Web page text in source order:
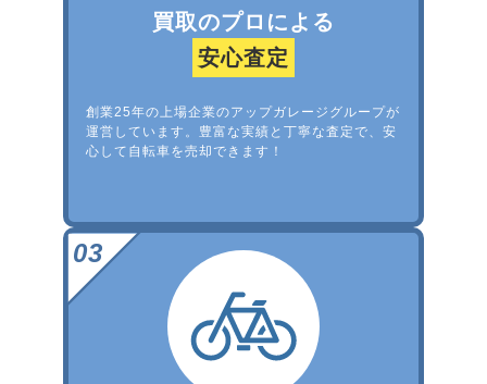
買取のプロによる
安心査定
創業25年の上場企業のアップガレージグループが
運営しています。豊富な実績と丁寧な査定で、安
心して自転車を売却できます！